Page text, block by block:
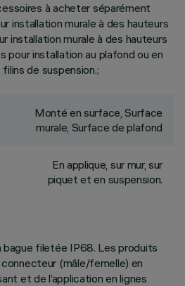
à acheter séparément
installation murale à des hauteurs
installation murale à des hauteurs
pour installation au plafond ou en
de suspension.;
Monté en surface, Surface
murale, Surface de plafond
En applique, sur mur, sur
piquet et en suspension.
bague filetée IP68. Les produits
(mâle/femelle) en
et de l’application en lignes